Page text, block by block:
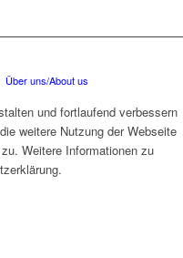
Über uns/About us
und fortlaufend verbessern
weitere Nutzung der Webseite
Weitere Informationen zu